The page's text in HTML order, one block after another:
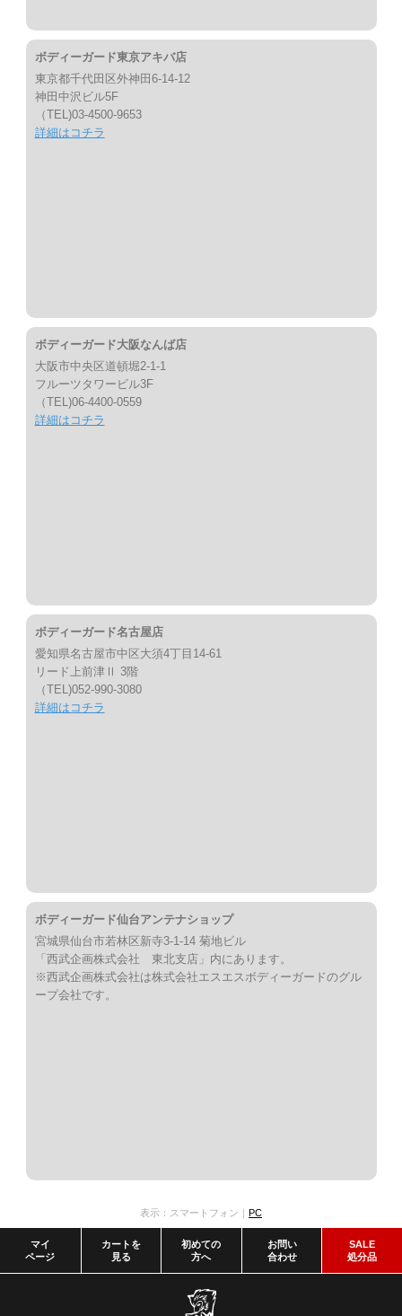
マイ
ページ
カートを
見る
初めての
方へ
お問い
合わせ
SALE
処分品
ボディーガード東京アキバ店
東京都千代田区外神田6-14-12
神田中沢ビル5F
（TEL)03-4500-9653
詳細はコチラ
ボディーガード大阪なんば店
大阪市中央区道頓堀2-1-1
フルーツタワービル3F
（TEL)06-4400-0559
詳細はコチラ
ボディーガード名古屋店
愛知県名古屋市中区大須4丁目14-61
リード上前津Ⅱ 3階
（TEL)052-990-3080
詳細はコチラ
ボディーガード仙台アンテナショップ
宮城県仙台市若林区新寺3-1-14 菊地ビル
「西武企画株式会社 東北支店」内にあります。
※西武企画株式会社は株式会社エスエスボディーガードのグル
ープ会社です。
表示：スマートフォン｜ PC